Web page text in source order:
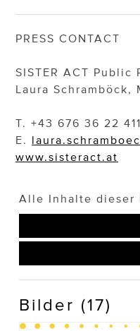
PRESS CONTACT
SISTER ACT
Laura Schramböck,
T. +43 676 36 22 411
E.
www.sisteract.at
Alle Inhalte dieser
Bilder (17)